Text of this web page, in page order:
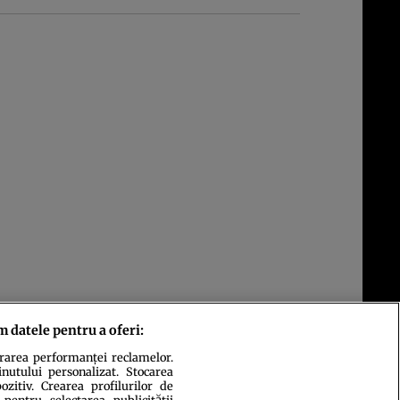
datele pentru a oferi:
performanței reclamelor.
personalizat. Stocarea
Crearea profilurilor de